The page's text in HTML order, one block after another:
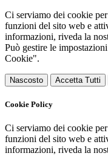
Ci serviamo dei cookie
funzioni del sito web e
informazioni, riveda la
Può gestire le
Cookie".
Nascosto Accetta Tutti
Cookie Policy
Ci serviamo dei cookie
funzioni del sito web e
informazioni, riveda la